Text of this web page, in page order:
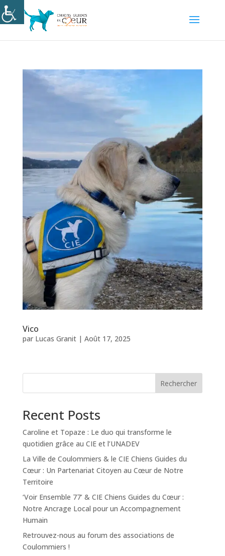
Vico
par Lucas Granit| Août 17, 2025
Rechercher
Recent Posts
Caroline et Topaze : Le duo qui transforme le
quotidien grâce au CIE et l’UNADEV
La Ville de Coulommiers & le CIE Chiens Guides du
Cœur : Un Partenariat Citoyen au Cœur de Notre
Territoire
‘Voir Ensemble 77’ & CIE Chiens Guides du Cœur :
Notre Ancrage Local pour un Accompagnement
Humain
Retrouvez-nous au forum des associations de
Coulommiers !